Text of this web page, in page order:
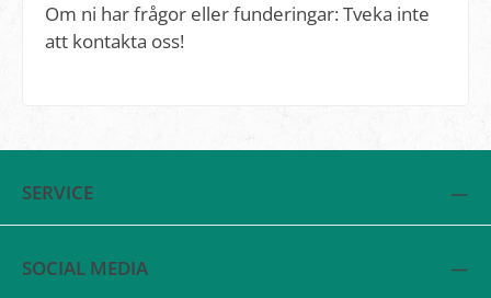
Om ni har frågor eller funderingar: Tveka inte
att kontakta oss!
SERVICE
SOCIAL MEDIA